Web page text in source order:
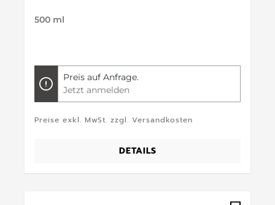
500 ml
Preis auf Anfrage.
Jetzt anmelden
Preise exkl. MwSt. zzgl. Versandkosten
DETAILS